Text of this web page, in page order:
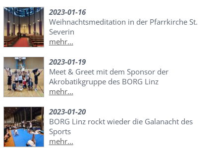
2023-01-16
Weihnachtsmeditation in der Pfarrkirche St.
Severin
mehr...
2023-01-19
Meet & Greet mit dem Sponsor der
Akrobatikgruppe des BORG Linz
mehr...
2023-01-20
BORG Linz rockt wieder die Galanacht des
Sports
mehr...